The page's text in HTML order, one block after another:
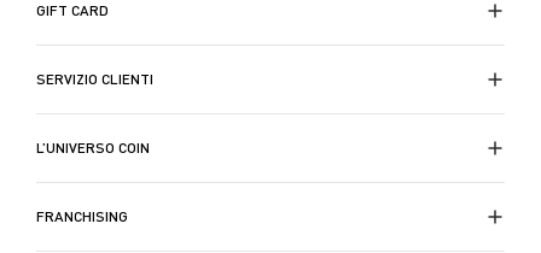
GIFT CARD
SERVIZIO CLIENTI
L’UNIVERSO COIN
FRANCHISING